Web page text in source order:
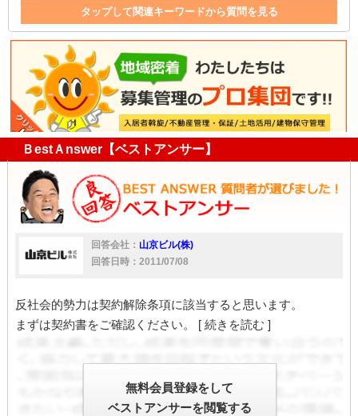
タップして関連キーワードから質問を見る
退去 大家 不動産 貸家 アパート 家
暴力団
入居
ヤクザ 不動産屋 ドア
ＢestＡnswer【ベストアンサー】
回答会社： 山京ビル(株)
回答日時：2011/07/08
反社会的勢力は契約解除条項に該当すると思います。
まずは契約書をご確認ください。
[ 続きを読む ]
無料会員登録をして
ベストアンサーを閲覧する